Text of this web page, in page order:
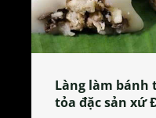
tẻ Phú Nhi – nơi lan